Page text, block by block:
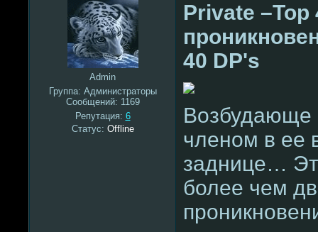
Admin
Группа: Администраторы
Сообщений: 1169
Репутация: 6
Статус: Offline
Private
40 DP's
Возбудающе
членом в ее
заднице…
более чем